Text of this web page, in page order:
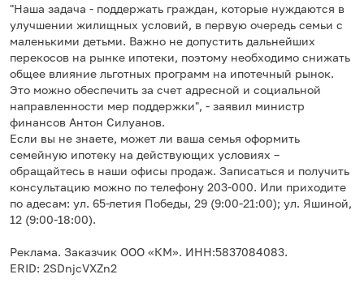
"Наша задача - поддержать граждан, которые нуждаются в
улучшении жилищных условий, в первую очередь семьи с
маленькими детьми. Важно не допустить дальнейших
перекосов на рынке ипотеки, поэтому необходимо снижать
общее влияние льготных программ на ипотечный рынок.
Это можно обеспечить за счет адресной и социальной
направленности мер поддержки", - заявил министр
финансов Антон Силуанов.
Если вы не знаете, может ли ваша семья оформить
семейную ипотеку на действующих условиях –
обращайтесь в наши офисы продаж. Записаться и получить
консультацию можно по телефону 203-000. Или приходите
по адесам: ул. 65-летия Победы, 29 (9:00-21:00); ул. Яшиной,
12 (9:00-18:00).
Реклама. Заказчик ООО «КМ». ИНН:5837084083.
ERID: 2SDnjcVXZn2